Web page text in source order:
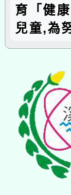
育「健
兒童,為